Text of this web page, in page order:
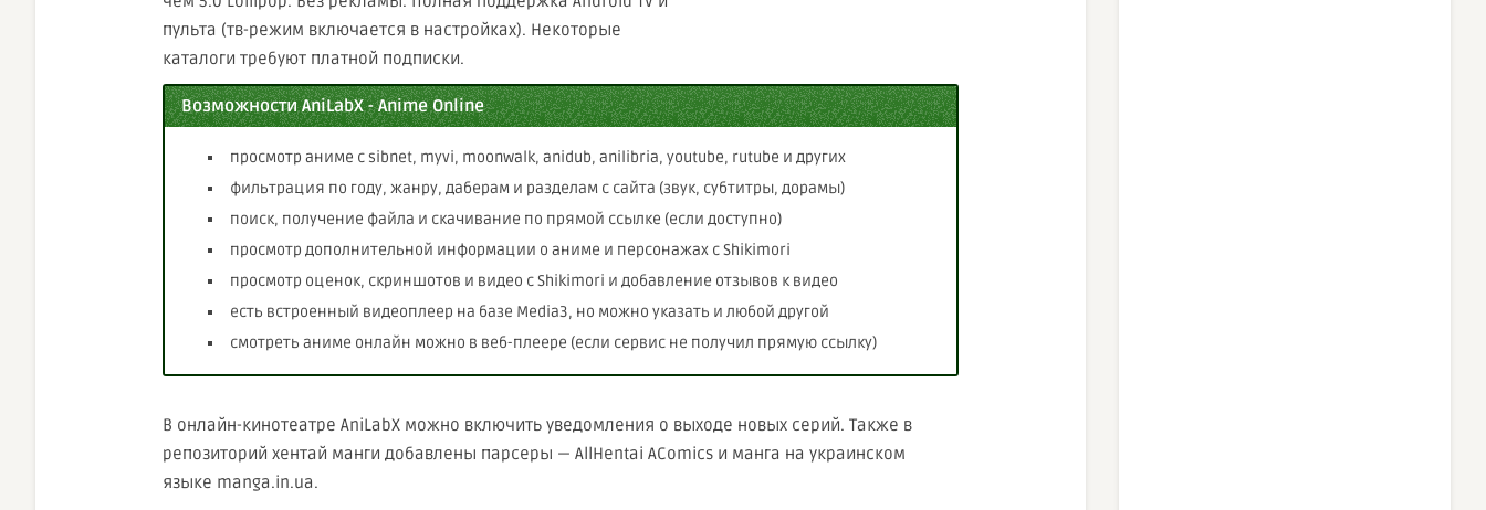
пульта (тв-режим включается в настройках). Некоторые
каталоги требуют платной подписки.
Возможности AniLabX - Anime Online
просмотр аниме с sibnet, myvi, moonwalk, anidub, anilibria, youtube, rutube и других
фильтрация по году, жанру, даберам и разделам с сайта (звук, субтитры, дорамы)
поиск, получение файла и скачивание по прямой ссылке (если доступно)
просмотр дополнительной информации о аниме и персонажах с Shikimori
просмотр оценок, скриншотов и видео с Shikimori и добавление отзывов к видео
есть встроенный видеоплеер на базе Media3, но можно указать и любой другой
смотреть аниме онлайн можно в веб-плеере (если сервис не получил прямую ссылку)
В онлайн-кинотеатре AniLabX можно включить уведомления о выходе новых серий. Также в
репозиторий хентай манги добавлены парсеры — АllHеntаi АСomics и манга на украинском
языке mаngа.іn.ua.